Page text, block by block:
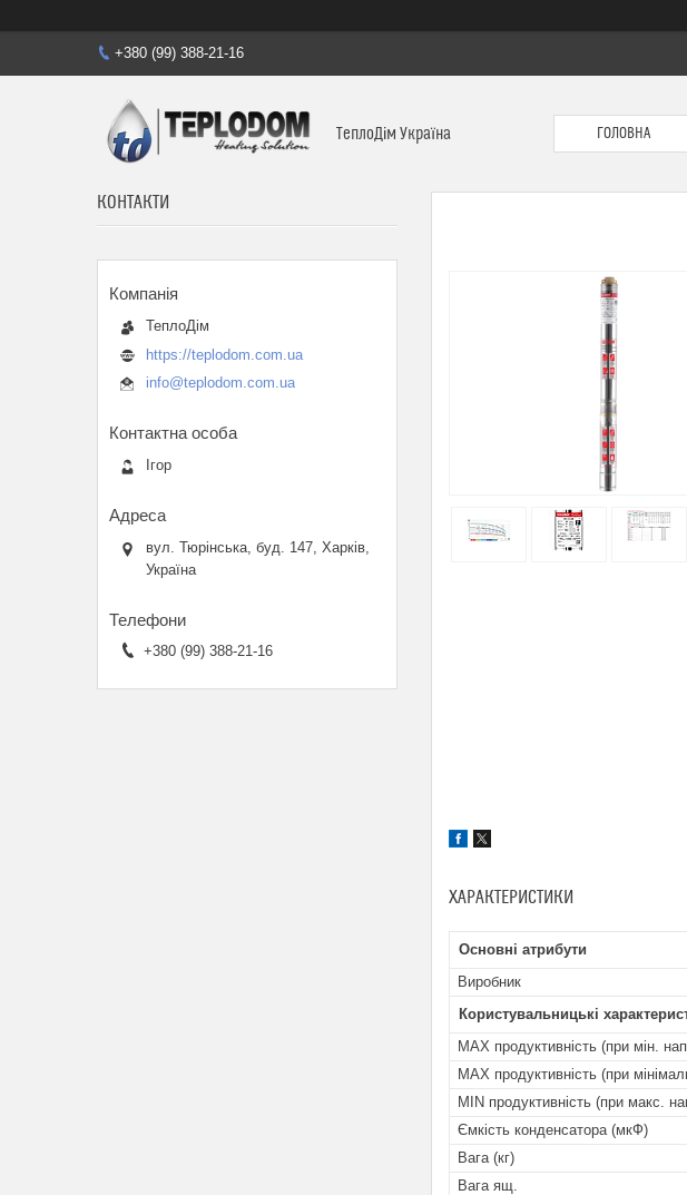
+380 (99) 388-21-16
ТеплоДім Україна ГОЛОВНА
ХАРАКТЕРИСТИКИ
Основні атрибути
Виробник
Користувальницькі
MAX продуктивність (при мін.
MAX продуктивність (при
MIN продуктивність (при макс.
Ємкість конденсатора (мкФ)
Вага (кг)
Вага ящ.
КОНТАКТИ
ТеплоДім
https://teplodom.com.ua
info@teplodom.com.ua
Ігор
вул. Тюрінська, буд. 147, Харків,
Україна
+380 (99) 388-21-16